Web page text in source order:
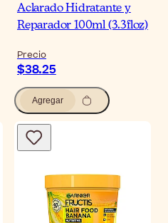
Aclarado Hidratante y
Reparador 100ml (3.3floz)
Precio
$38.25
Agregar